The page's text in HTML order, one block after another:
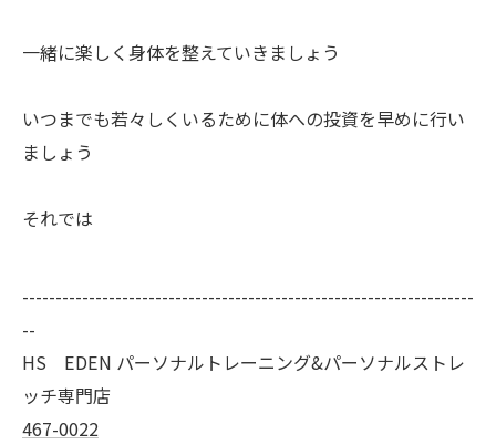
一緒に楽しく身体を整えていきましょう
いつまでも若々しくいるために体への投資を早めに行い
ましょう
それでは
--------------------------------------------------------------------
--
HS EDEN パーソナルトレーニング&パーソナルストレ
ッチ専門店
467-0022